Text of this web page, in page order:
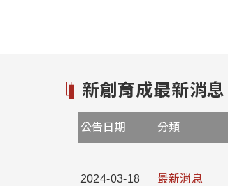
新創育成最新消息
公告日期 分類
2024-03-18 最新消息